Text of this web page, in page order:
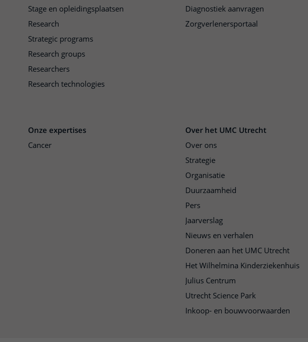
Stage en opleidingsplaatsen
Research
Strategic programs
Research groups
Researchers
Research technologies
Diagnostiek aanvragen
Zorgverlenersportaal
Onze expertises
Cancer
Over het UMC Utrecht
Over ons
Strategie
Organisatie
Duurzaamheid
Pers
Jaarverslag
Nieuws en verhalen
Doneren aan het UMC Utrecht
Het Wilhelmina Kinderziekenhuis
Julius Centrum
Utrecht Science Park
Inkoop- en bouwvoorwaarden